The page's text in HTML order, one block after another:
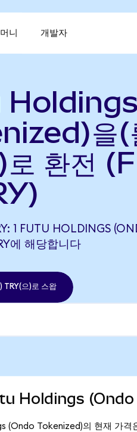
머니 개발자
을(
로 환전
1 FUTU HOLDINGS
에 해당합니다
TRY(으)로 스왑
Holdings (Ondo
(Ondo Tokenized)의 현재 가